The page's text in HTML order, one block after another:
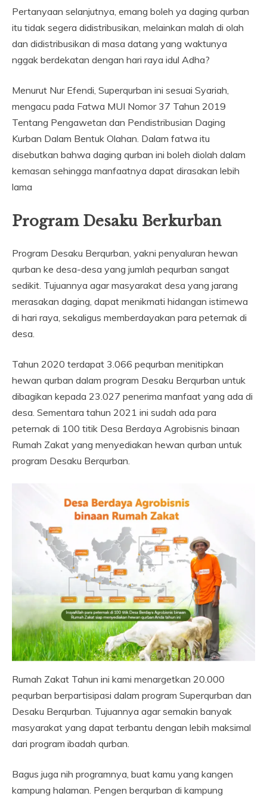
Pertanyaan selanjutnya, emang boleh ya daging qurban
itu tidak segera didistribusikan, melainkan malah di olah
dan didistribusikan di masa datang yang waktunya
nggak berdekatan dengan hari raya idul Adha?
Menurut Nur Efendi, Superqurban ini sesuai Syariah,
mengacu pada Fatwa MUI Nomor 37 Tahun 2019
Tentang Pengawetan dan Pendistribusian Daging
Kurban Dalam Bentuk Olahan. Dalam fatwa itu
disebutkan bahwa daging qurban ini boleh diolah dalam
kemasan sehingga manfaatnya dapat dirasakan lebih
lama
Program Desaku Berkurban
Program Desaku Berqurban, yakni penyaluran hewan
qurban ke desa-desa yang jumlah pequrban sangat
sedikit. Tujuannya agar masyarakat desa yang jarang
merasakan daging, dapat menikmati hidangan istimewa
di hari raya, sekaligus memberdayakan para peternak di
desa.
Tahun 2020 terdapat 3.066 pequrban menitipkan
hewan qurban dalam program Desaku Berqurban untuk
dibagikan kepada 23.027 penerima manfaat yang ada di
desa. Sementara tahun 2021 ini sudah ada para
peternak di 100 titik Desa Berdaya Agrobisnis binaan
Rumah Zakat yang menyediakan hewan qurban untuk
program Desaku Berqurban.
Rumah Zakat Tahun ini kami menargetkan 20.000
pequrban berpartisipasi dalam program Superqurban dan
Desaku Berqurban. Tujuannya agar semakin banyak
masyarakat yang dapat terbantu dengan lebih maksimal
dari program ibadah qurban.
Bagus juga nih programnya, buat kamu yang kangen
kampung halaman. Pengen berqurban di kampung